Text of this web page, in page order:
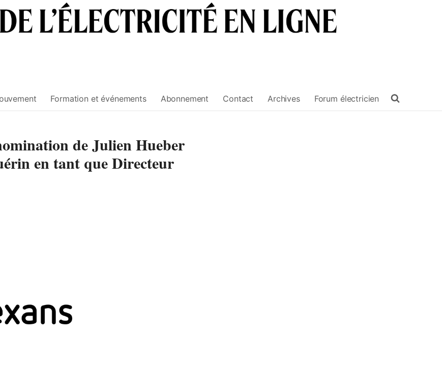
Formation et événements Abonnement Contact Archives Forum électricien
de Julien Hueber
en tant que Directeur